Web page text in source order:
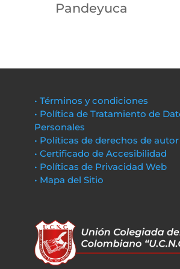
Pandeyuca
• Términos y condiciones
• Política de Tratamiento de
Personales
• Políticas de derechos de autor
• Certificado de Accesibilidad
• Políticas de Privacidad Web
• Mapa del Sitio